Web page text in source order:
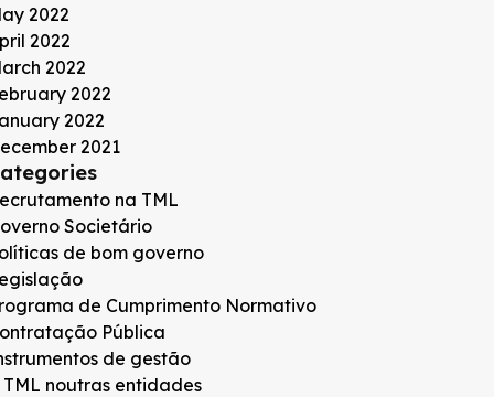
2022
2022
2022
2022
2022
2021
na TML
Societário
de bom governo
de Cumprimento Normativo
Pública
de gestão
TML noutras entidades